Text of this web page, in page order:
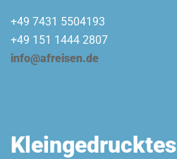
+49 7431 5504193
+49 151 1444 2807
info@afreisen.de
Kleingedrucktes